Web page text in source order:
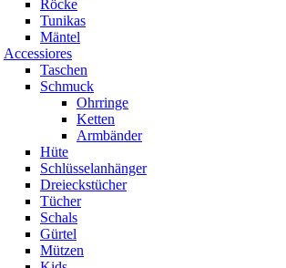
Röcke
Tunikas
Mäntel
Accessiores
Taschen
Schmuck
Ohrringe
Ketten
Armbänder
Hüte
Schlüsselanhänger
Dreieckstücher
Tücher
Schals
Gürtel
Mützen